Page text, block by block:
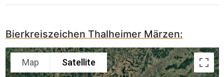
Bierkreiszeichen Thalheimer Märzen:
Map Satellite